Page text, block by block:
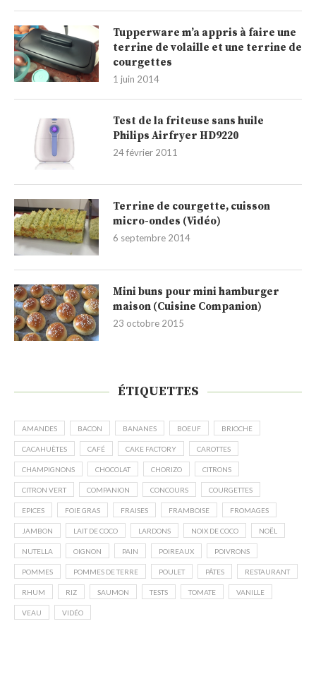
Tupperware m’a appris à faire une
terrine de volaille et une terrine de
courgettes
1 juin 2014
Test de la friteuse sans huile
Philips Airfryer HD9220
24 février 2011
Terrine de courgette, cuisson
micro-ondes (Vidéo)
6 septembre 2014
Mini buns pour mini hamburger
maison (Cuisine Companion)
23 octobre 2015
ÉTIQUETTES
AMANDES BACON BANANES BOEUF BRIOCHE
CACAHUÈTES CAFÉ CAKE FACTORY CAROTTES
CHAMPIGNONS CHOCOLAT CHORIZO CITRONS
CITRON VERT COMPANION CONCOURS COURGETTES
EPICES FOIE GRAS FRAISES FRAMBOISE FROMAGES
JAMBON LAIT DE COCO LARDONS NOIX DE COCO NOËL
NUTELLA OIGNON PAIN POIREAUX POIVRONS
POMMES POMMES DE TERRE POULET PÂTES RESTAURANT
RHUM RIZ SAUMON TESTS TOMATE VANILLE
VEAU VIDÉO